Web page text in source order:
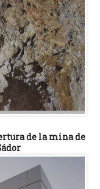
de la mina de